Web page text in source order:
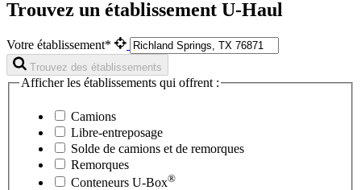
Trouvez un établissement U-Haul
Votre établissement*
Trouvez des établissements
Afficher les établissements qui offrent :
Camions
Libre-entreposage
Solde de camions et de remorques
Remorques
Conteneurs U-Box®